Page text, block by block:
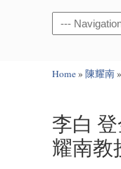
Navigation
Home» 陳耀南»
李白
耀南教